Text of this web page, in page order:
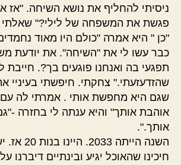
ניסיתי להחליף את נושא השיחה. "אז
פגשת את המשפחה של לילי?" שאלתי
"כן " היא אמרה "כולם היו מאוד
כבר עשו לי את "השיחה". את יודעת
תפגעי בה ואנחנו פוגעים בך?. חייבת
שהזדעזעתי." צחקתי. חיפשתי בעיניי
שגם היא מחפשת אותי . אמרתי לה עם
אוהבת אותך" והיא ענתה לי בחזרה -
אותך.".
השנה הייתה
חיכינו שהאוכל יגיע ובינתיים